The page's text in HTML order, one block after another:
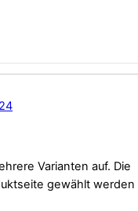
Varianten auf. Die
gewählt werden